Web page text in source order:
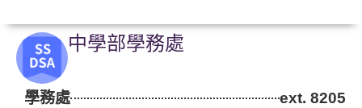
中學部學務處
學務處
ext. 8205